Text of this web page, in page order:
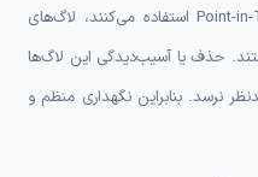
در سیستم‌هایی که از مکانیزم‌های Point-in-Time استفاده می‌کنند، لاگ‌های
حذف یا آسیب‌دیدگی این لاگ‌ها
نرسد. بنابراین نگهداری منظم و